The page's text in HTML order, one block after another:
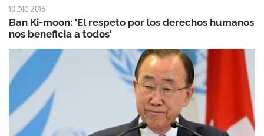
10 DIC 2016
Ban Ki-moon: 'El respeto por los derechos humanos
nos beneficia a todos'